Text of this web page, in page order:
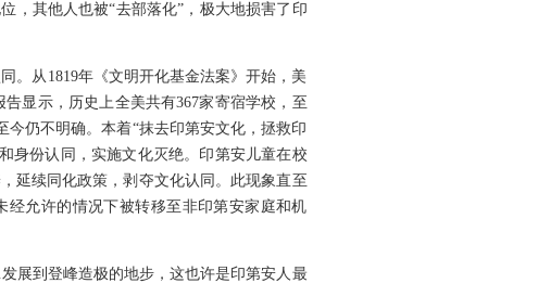
，其他人也被“去部落化”，极大地损害了印
。从1819年《文明开化基金法案》开始，美
显示，历史上全美共有367家寄宿学校，至
今仍不明确。本着“抹去印第安文化，拯救印
身份认同，实施文化灭绝。印第安儿童在校
延续同化政策，剥夺文化认同。此现象直至
经允许的情况下被转移至非印第安家庭和机
展到登峰造极的地步，这也许是印第安人最